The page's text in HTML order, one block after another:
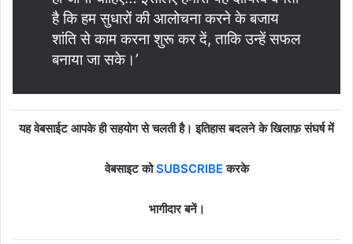
है कि हम सुधारों की आलोचना करने के बजाय
शांति से काम करना शुरू कर दें, ताकि उन्हें सफल
बनाया जा सके।’
यह वेबसाईट आपके ही सहयोग से चलती है। इतिहास बदलने के खिलाफ़ संघर्ष में
वेबसाइट कोSUBSCRIBEकरके
भागीदार बनें।